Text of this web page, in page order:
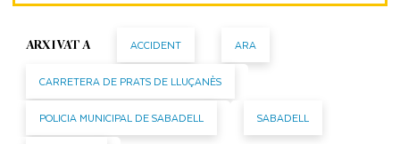
ARXIVAT A ACCIDENT ARA
CARRETERA DE PRATS DE LLUÇANÈS
POLICIA MUNICIPAL DE SABADELL SABADELL